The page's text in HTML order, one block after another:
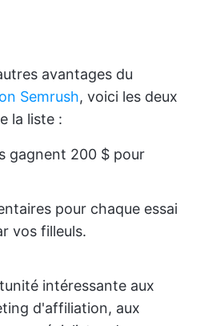
avantages du
Semrush, voici les deux
la liste :
gagnent 200 $ pour
pour chaque essai
vos filleuls.
intéressante aux
d'affiliation, aux